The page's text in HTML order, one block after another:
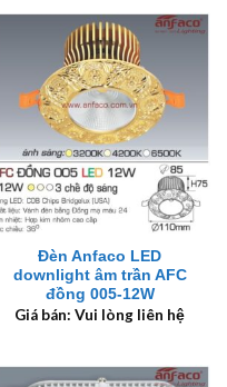
Đèn Anfaco LED
downlight âm trần AFC
đồng 005-12W
Giá bán: Vui lòng liên hệ